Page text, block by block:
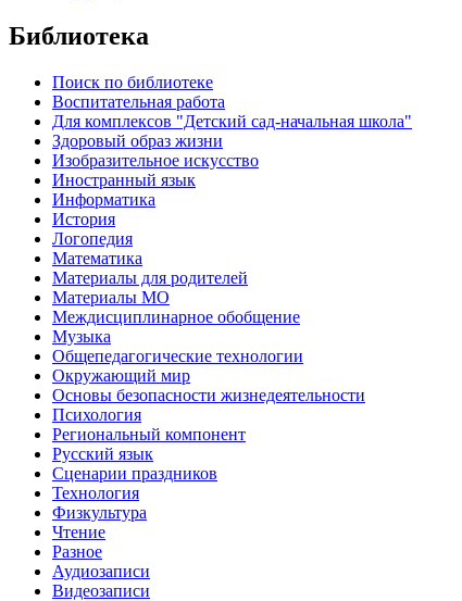
Библиотека
Поиск по библиотеке
Воспитательная работа
Для комплексов "Детский сад-начальная школа"
Здоровый образ жизни
Изобразительное искусство
Иностранный язык
Информатика
История
Логопедия
Математика
Материалы для родителей
Материалы МО
Междисциплинарное обобщение
Музыка
Общепедагогические технологии
Окружающий мир
Основы безопасности жизнедеятельности
Психология
Региональный компонент
Русский язык
Сценарии праздников
Технология
Физкультура
Чтение
Разное
Аудиозаписи
Видеозаписи